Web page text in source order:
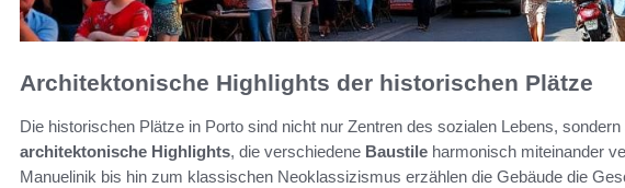
Architektonische Highlights der historischen Plätze
Die historischen Plätze in Porto sind nicht nur Zentren des sozialen Lebens,
architektonische Highlights, die verschiedene Baustile harmonisch miteinander
Manuelinik bis hin zum klassischen Neoklassizismus erzählen die Gebäude die